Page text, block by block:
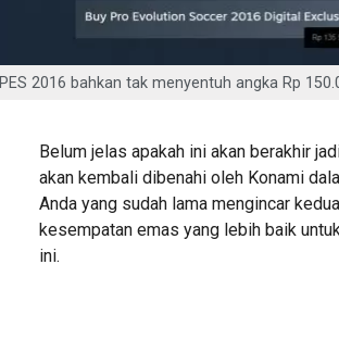
PES 2016 bahkan tak menyentuh angka Rp
Belum jelas apakah ini akan berakhir
akan kembali dibenahi oleh Konami
Anda yang sudah lama mengincar
kesempatan emas yang lebih baik
ini.